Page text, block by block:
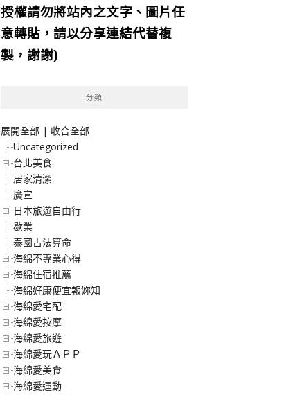
授權請勿將站內之文字、圖片任
意轉貼，請以分享連結代替複
製，謝謝)
分類
展開全部 | 收合全部
Uncategorized
台北美食
居家清潔
廣宣
日本旅遊自由行
歇業
泰國古法算命
海綿不專業心得
海綿住宿推薦
海綿好康便宜報妳知
海綿愛宅配
海綿愛按摩
海綿愛旅遊
海綿愛玩ＡＰＰ
海綿愛美食
海綿愛運動